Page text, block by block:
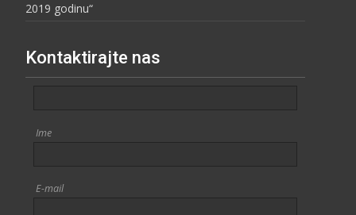
2019 godinu“
Kontaktirajte nas
Ime
E-mail